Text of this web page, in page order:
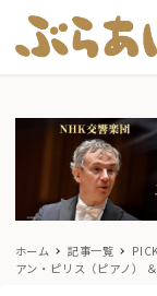
ホーム 記事一覧
アン・ピリス（ピアノ）